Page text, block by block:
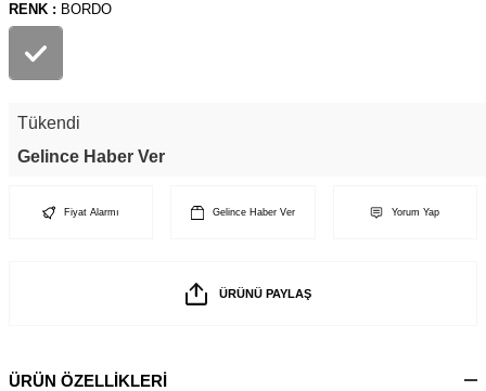
RENK : BORDO
Tükendi
Gelince Haber Ver
Fiyat Alarmı Gelince Haber Ver Yorum Yap
ÜRÜNÜ PAYLAŞ
ÜRÜN ÖZELLİKLERİ